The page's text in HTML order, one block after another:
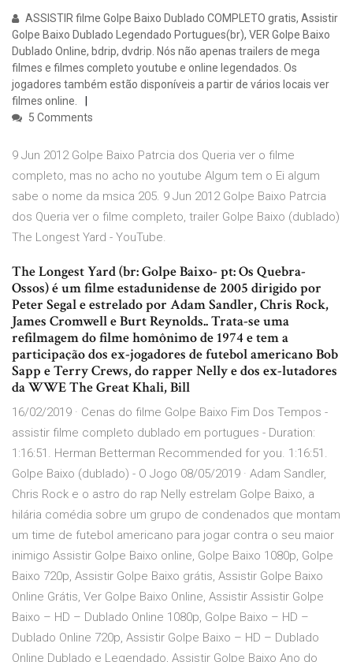
ASSISTIR filme Golpe Baixo Dublado COMPLETO gratis, Assistir
Golpe Baixo Dublado Legendado Portugues(br), VER Golpe Baixo
Dublado Online, bdrip, dvdrip. Nós não apenas trailers de mega
filmes e filmes completo youtube e online legendados. Os
jogadores também estão disponíveis a partir de vários locais ver
filmes online.
5 Comments
9 Jun 2012 Golpe Baixo Patrcia dos Queria ver o filme
completo, mas no acho no youtube Algum tem o Ei algum
sabe o nome da msica 205. 9 Jun 2012 Golpe Baixo Patrcia
dos Queria ver o filme completo, trailer Golpe Baixo (dublado)
The Longest Yard - YouTube.
The Longest Yard (br: Golpe Baixo- pt: Os Quebra-
Ossos) é um filme estadunidense de 2005 dirigido por
Peter Segal e estrelado por Adam Sandler, Chris Rock,
James Cromwell e Burt Reynolds.. Trata-se uma
refilmagem do filme homônimo de 1974 e tem a
participação dos ex-jogadores de futebol americano Bob
Sapp e Terry Crews, do rapper Nelly e dos ex-lutadores
da WWE The Great Khali, Bill
16/02/2019 · Cenas do filme Golpe Baixo Fim Dos Tempos -
assistir filme completo dublado em portugues - Duration:
1:16:51. Herman Betterman Recommended for you. 1:16:51.
Golpe Baixo (dublado) - O Jogo 08/05/2019 · Adam Sandler,
Chris Rock e o astro do rap Nelly estrelam Golpe Baixo, a
hilária comédia sobre um grupo de condenados que montam
um time de futebol americano para jogar contra o seu maior
inimigo Assistir Golpe Baixo online, Golpe Baixo 1080p, Golpe
Baixo 720p, Assistir Golpe Baixo grátis, Assistir Golpe Baixo
Online Grátis, Ver Golpe Baixo Online, Assistir Assistir Golpe
Baixo – HD – Dublado Online 1080p, Golpe Baixo – HD –
Dublado Online 720p, Assistir Golpe Baixo – HD – Dublado
Online Dublado e Legendado, Assistir Golpe Baixo Ano do